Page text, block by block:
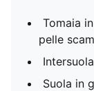
Tomaia
pelle
Suola in